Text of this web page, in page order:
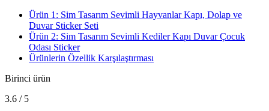
Ürün 1: Sim Tasarım Sevimli Hayvanlar Kapı, Dolap ve
Duvar Sticker Seti
Ürün 2: Sim Tasarım Sevimli Kediler Kapı Duvar Çocuk
Odası Sticker
Ürünlerin Özellik Karşılaştırması
Birinci ürün
3.6 / 5